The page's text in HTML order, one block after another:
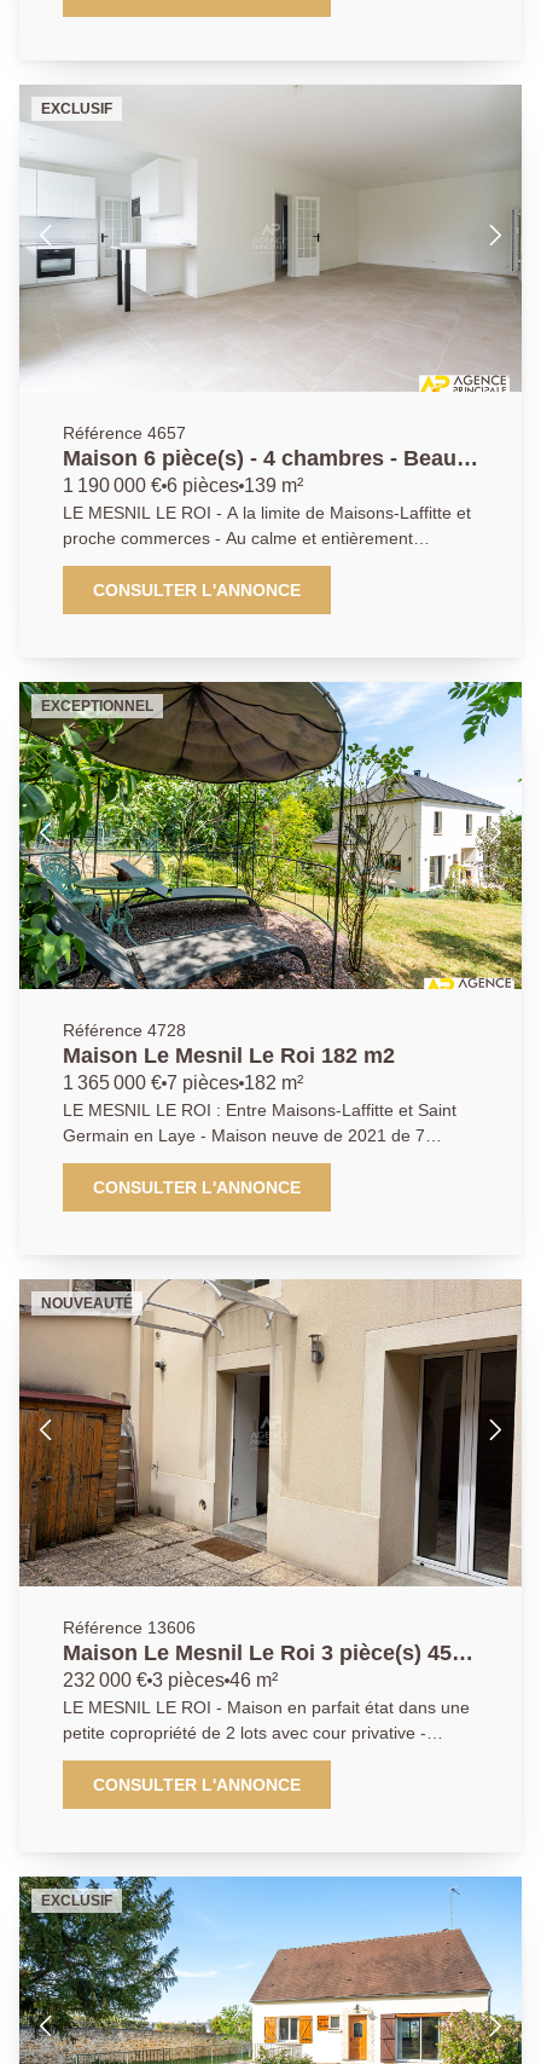
Terrain de 500 m² - AP 01.39.62.04.04
EXCLUSIF
Référence 4657
Maison 6 pièce(s) - 4 chambres - Beau
jardin sans vis à vis
1 190 000 € 6 pièces 139 m²
LE MESNIL LE ROI - A la limite de Maisons-Laffitte et
proche commerces - Au calme et entièrement
rénovée par des professionnels - Maison non
mitoyenne offrant séjour double ouvrant avec de
belles baies vitrées sur terrasse et jardin- cuisine
(cave à vin, buanderie, piece - bureau - rangements) -
Terrain à l'arrière sans vis à vis de 630 m² -
Prestations de qualité - (Isolation extérieure -
eléctricité - Double vitrage - Volet électrique ...)
Garage - DPE C - Exclusivité AP 01.39.62.04.04
CONSULTER L'ANNONCE
EXCEPTIONNEL
Référence 4728
Maison Le Mesnil Le Roi 182 m2
1 365 000 € 7 pièces 182 m²
LE MESNIL LE ROI : Entre Maisons-Laffitte et Saint
Germain en Laye - Maison neuve de 2021 de 7
pièces - Séjour double - Cuisine indépendante
donnant sur la terrasse et le splendide jardin arborée
- 5 chambres dont une suite parentale au rez-de-
/salle de sport -Buanderie - Garage - Parking le tout
sur un terrain terrain d'environ 880m2 proposant une
vue surplombant la seine et dégagée sur Paris. AP
01.39.62.04.04
CONSULTER L'ANNONCE
NOUVEAUTÉ
Référence 13606
Maison Le Mesnil Le Roi 3 pièce(s) 45
m2
232 000 € 3 pièces 46 m²
LE MESNIL LE ROI - Maison en parfait état dans une
petite copropriété de 2 lots avec cour privative -
Cuisine ouverte - Salle à manger donnant directement
sur la terrasse - Chambre - Bureau pouvant faire
office de deuxième chambre - Salle d'eau AP 01 39
CONSULTER L'ANNONCE
EXCLUSIF